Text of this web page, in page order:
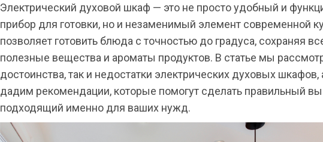
Электрический духовой шкаф — это не просто удобный и
прибор для готовки, но и незаменимый элемент современной
позволяет готовить блюда с точностью до градуса, сохраняя
полезные вещества и ароматы продуктов. В статье мы
достоинства, так и недостатки электрических духовых шкафов,
дадим рекомендации, которые помогут сделать правильный
подходящий именно для ваших нужд.